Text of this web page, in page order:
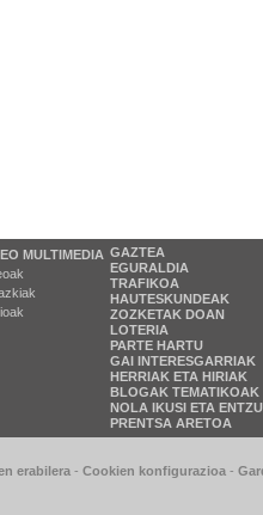
MULTIMEDIA GAZTEA
EGURALDIA
TRAFIKOA
HAUTESKUNDEAK
ZOZKETAK DOAN
LOTERIA
PARTE HARTU
GAI INTERESGARRIAK
HERRIAK ETA HIRIAK
BLOGAK TEMATIKOAK
NOLA IKUSI ETA
PRENTSA ARETOA
erabilera - Cookien konfigurazioa -